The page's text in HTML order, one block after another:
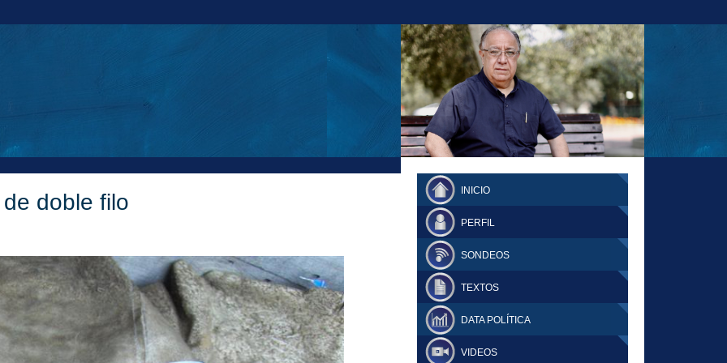
FERNANDO TUESTA SUPLEMENTO
DOMINGO
doble filo INICIO
PERFIL
SONDEOS
TEXTOS
DATA POLÍTICA
VIDEOS